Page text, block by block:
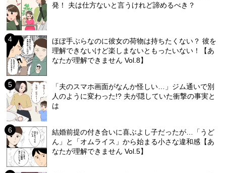
発！ 夫は仕方ないと言うけれど諦めるべき？
ほぼ手ぶらなのに彼女の荷物は持ちたくない？ 彼を
理解できないけど楽しまないともったいない！【あ
なたが理解できません Vol.8】
「夫のスマホ画面がなんか怪しい…」ジム通いで別
人のように変わった!? 夫が隠していた衝撃の事実と
は
結婚前提の付き合いに喜ぶよし子だったが…「うど
ん」と「オムライス」から始まる小さな違和感【あ
なたが理解できません Vol.5】